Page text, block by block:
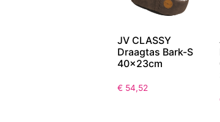
JV CLASSY
Draagtas Bark-S
40x23cm
€ 54,52